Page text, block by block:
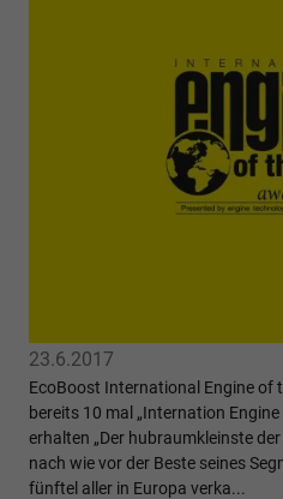
23.6.2017
EcoBoost International Engine of
bereits 10 mal „Internation
erhalten „Der hubraumkleinste
nach wie vor der Beste seines
fünftel aller in Europa verka...